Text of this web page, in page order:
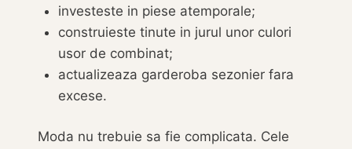
investeste in piese atemporale;
construieste tinute in jurul unor culori
usor de combinat;
actualizeaza garderoba sezonier fara
excese.
Moda nu trebuie sa fie complicata. Cele